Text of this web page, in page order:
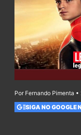
Por Fernando Pimenta
SIGA NO GOOGLE